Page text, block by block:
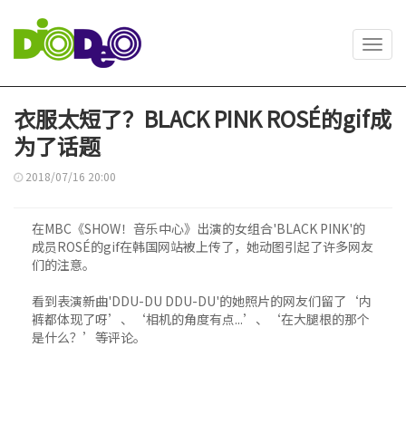
衣服太短了？BLACK PINK ROSÉ的gif成
为了话题
2018/07/16 20:00
在MBC《SHOW！音乐中心》出演的女组合'BLACK PINK'的
成员ROSÉ的gif在韩国网站被上传了，她动图引起了许多网友
们的注意。
看到表演新曲'DDU-DU DDU-DU'的她照片的网友们留了‘内
裤都体现了呀’、‘相机的角度有点...’、‘在大腿根的那个
是什么？’等评论。